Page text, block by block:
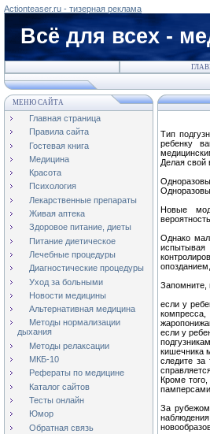
Actionteaser.ru - тизерная реклама
Всё для всех -
МЕНЮ САЙТА
Главная страница
Правила сайта
Гостевая книга
Медицина
Красота
Психология
Лекарственные препараты
Живая аптека
Здоровое питание, диеты
Питание диетическое
Лечебные процедуры
Диагностические процедуры
Уход за больными
Новости медицины
Альтернативная медицина
Методы нормализации
дыхания
Методы релаксации
МКБ-10
Рефераты по медицине
Каталог сайтов
Тесты онлайн
Юмор
Обратная связь
Тип
ребенку
Делая свой
Новые
Однако
Запомните,
если у
если у
кишечника
следите за
Кроме
За